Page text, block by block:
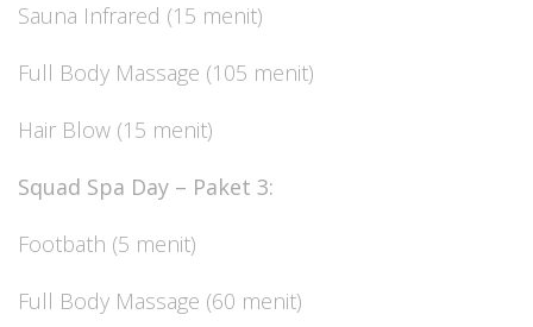
Sauna Infrared (15 menit)
Full Body Massage (105 menit)
Hair Blow (15 menit)
Squad Spa Day – Paket 3:
Footbath (5 menit)
Full Body Massage (60 menit)